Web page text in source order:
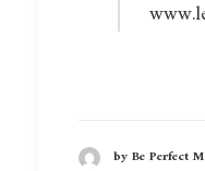
by Be Perfect